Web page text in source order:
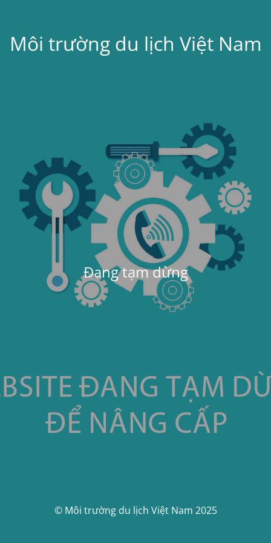
Môi trường du lịch Việt Nam
Đang tạm dừng
© Môi trường du lịch Việt Nam 2025